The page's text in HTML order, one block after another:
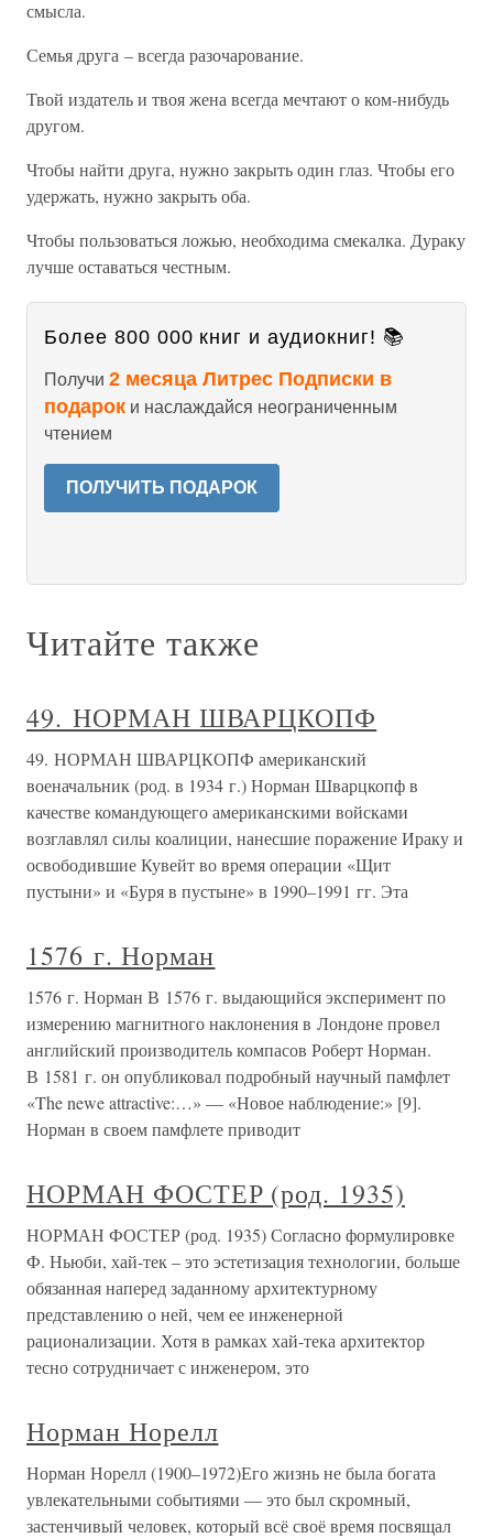
смысла.
Семья друга – всегда разочарование.
Твой издатель и твоя жена всегда мечтают о ком-нибудь
другом.
Чтобы найти друга, нужно закрыть один глаз. Чтобы его
удержать, нужно закрыть оба.
Чтобы пользоваться ложью, необходима смекалка. Дураку
лучше оставаться честным.
Более 800 000 книг и аудиокниг! 📚
Получи 2 месяца Литрес Подписки в
подарок и наслаждайся неограниченным
чтением
ПОЛУЧИТЬ ПОДАРОК
Читайте также
49. НОРМАН ШВАРЦКОПФ
49. НОРМАН ШВАРЦКОПФ американский
военачальник (род. в 1934 г.) Норман Шварцкопф в
качестве командующего американскими войсками
возглавлял силы коалиции, нанесшие поражение Ираку и
освободившие Кувейт во время операции «Щит
пустыни» и «Буря в пустыне» в 1990–1991 гг. Эта
1576 г. Норман
1576 г. Норман В 1576 г. выдающийся эксперимент по
измерению магнитного наклонения в Лондоне провел
английский производитель компасов Роберт Норман.
В 1581 г. он опубликовал подробный научный памфлет
«The newe attractive:…» — «Новое наблюдение:» [9].
Норман в своем памфлете приводит
НОРМАН ФОСТЕР (род. 1935)
НОРМАН ФОСТЕР (род. 1935) Согласно формулировке
Ф. Ньюби, хай-тек – это эстетизация технологии, больше
обязанная наперед заданному архитектурному
представлению о ней, чем ее инженерной
рационализации. Хотя в рамках хай-тека архитектор
тесно сотрудничает с инженером, это
Норман Норелл
Норман Норелл (1900–1972)Его жизнь не была богата
увлекательными событиями — это был скромный,
застенчивый человек, который всё своё время посвящал